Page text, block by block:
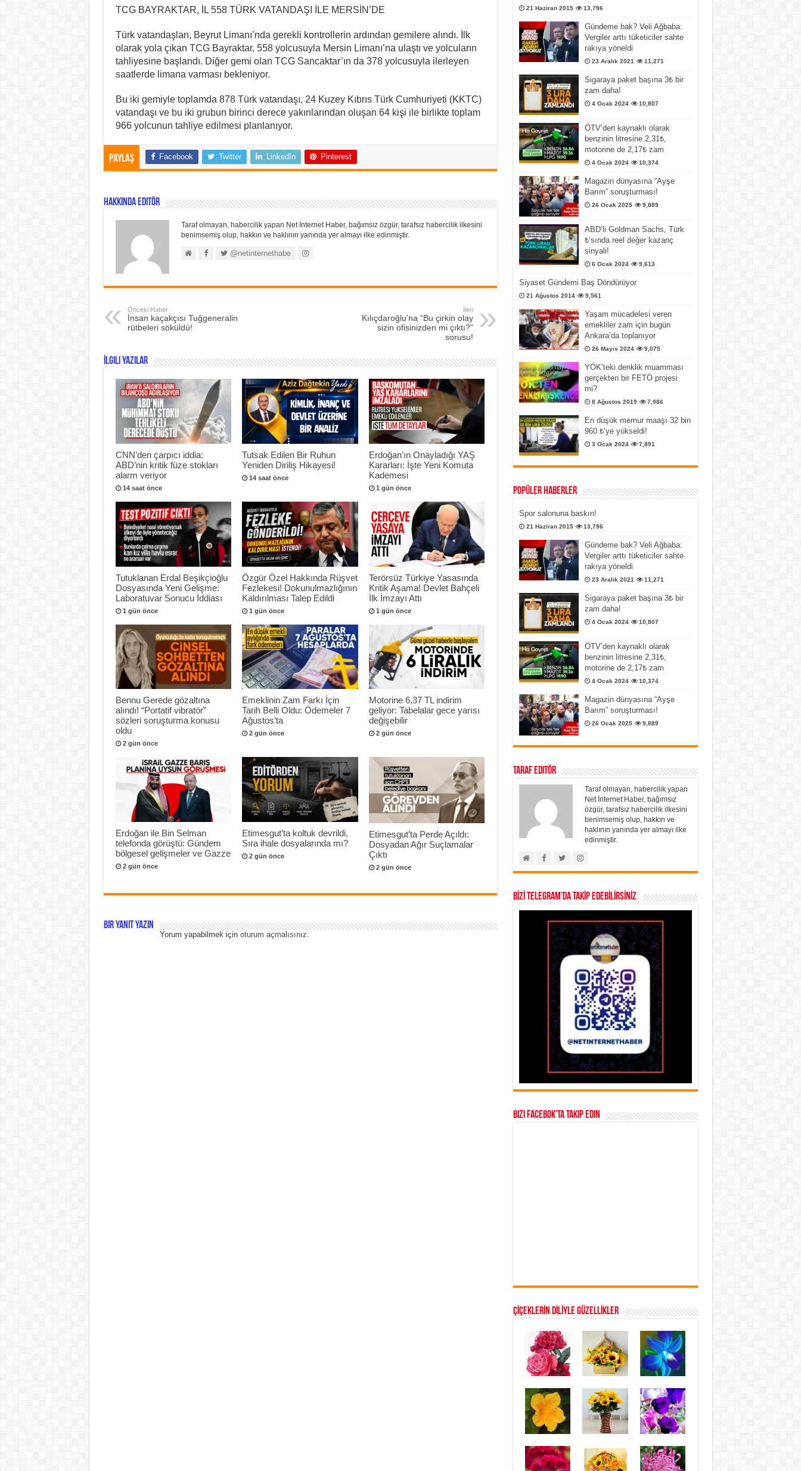
TCG BAYRAKTAR, İL 558 TÜRK VATANDAŞI İLE MERSİN’DE
Türk vatandaşları, Beyrut Limanı’nda gerekli kontrollerin ardından gemilere alındı. İlk
olarak yola çıkan TCG Bayraktar, 558 yolcusuyla Mersin Limanı’na ulaştı ve yolcuların
tahliyesine başlandı. Diğer gemi olan TCG Sancaktar’ın da 378 yolcusuyla ilerleyen
saatlerde limana varması bekleniyor.
Bu iki gemiyle toplamda 878 Türk vatandaşı, 24 Kuzey Kıbrıs Türk Cumhuriyeti (KKTC)
vatandaşı ve bu iki grubun birinci derece yakınlarından oluşan 64 kişi ile birlikte toplam
966 yolcunun tahliye edilmesi planlanıyor.
Paylaş Facebook Twitter LinkedIn Pinterest
Hakkında Editör
Taraf olmayan, habercilik yapan Net İnternet Haber, bağımsız özgür, tarafsız habercilik ilkesini
benimsemiş olup, hakkın ve haklının yanında yer almayı ilke edinmiştir.
@netinternethabe
Önceki Haber
İnsan kaçakçısı Tuğgeneralin
rütbeleri söküldü!
İleri
Kılıçdaroğlu’na “Bu çirkin olay
sizin ofisinizden mi çıktı?”
sorusu!
İlgili Yazılar
CNN’den çarpıcı iddia:
ABD’nin kritik füze stokları
alarm veriyor
14 saat önce
Tutsak Edilen Bir Ruhun
Yeniden Diriliş Hikayesi!
14 saat önce
Erdoğan’ın Onayladığı YAŞ
Kararları: İşte Yeni Komuta
Kademesi
1 gün önce
Tutuklanan Erdal Beşikçioğlu
Dosyasında Yeni Gelişme:
Laboratuvar Sonucu İddiası
1 gün önce
Özgür Özel Hakkında Rüşvet
Fezlekesi! Dokunulmazlığının
Kaldırılması Talep Edildi
1 gün önce
Terörsüz Türkiye Yasasında
Kritik Aşama! Devlet Bahçeli
İlk İmzayı Attı
1 gün önce
Bennu Gerede gözaltına
alındı! “Portatif vibratör”
sözleri soruşturma konusu
oldu
2 gün önce
Emeklinin Zam Farkı İçin
Tarih Belli Oldu: Ödemeler 7
Ağustos’ta
2 gün önce
Motorine 6,37 TL indirim
geliyor: Tabelalar gece yarısı
değişebilir
2 gün önce
Erdoğan ile Bin Selman
telefonda görüştü: Gündem
bölgesel gelişmeler ve Gazze
2 gün önce
Etimesgut’ta koltuk devrildi,
Sıra ihale dosyalarında mı?
2 gün önce
Etimesgut’ta Perde Açıldı:
Dosyadan Ağır Suçlamalar
Çıktı
2 gün önce
Bir yanıt yazın
Yorum yapabilmek için oturum açmalısınız.
21 Haziran 2015 13,796
Gündeme bak? Veli Ağbaba:
Vergiler arttı tüketiciler sahte
rakıya yöneldi
23 Aralık 2021 11,271
Sigaraya paket başına 3₺ bir
zam daha!
4 Ocak 2024 10,807
ÖTV’den kaynaklı olarak
benzinin litresine 2,31₺,
motorine de 2,17₺ zam
4 Ocak 2024 10,374
Magazin dünyasına “Ayşe
Barım” soruşturması!
26 Ocak 2025 9,889
ABD’li Goldman Sachs, Türk
₺’sında reel değer kazanç
sinyali!
6 Ocak 2024 9,613
Siyaset Gündemi Baş Döndürüyor
21 Ağustos 2014 9,561
Yaşam mücadelesi veren
emekliler zam için bugün
Ankara’da toplanıyor
26 Mayıs 2024 9,075
YÖK’teki denklik muamması
gerçekten bir FETÖ projesi
mi?
8 Ağustos 2019 7,986
En düşük memur maaşı 32 bin
960 ₺’ye yükseldi!
3 Ocak 2024 7,891
Popüler Haberler
Spor salonuna baskın!
21 Haziran 2015 13,796
Gündeme bak? Veli Ağbaba:
Vergiler arttı tüketiciler sahte
rakıya yöneldi
23 Aralık 2021 11,271
Sigaraya paket başına 3₺ bir
zam daha!
4 Ocak 2024 10,807
ÖTV’den kaynaklı olarak
benzinin litresine 2,31₺,
motorine de 2,17₺ zam
4 Ocak 2024 10,374
Magazin dünyasına “Ayşe
Barım” soruşturması!
26 Ocak 2025 9,889
Taraf Editör
Taraf olmayan, habercilik yapan
Net İnternet Haber, bağımsız
özgür, tarafsız habercilik ilkesini
benimsemiş olup, hakkın ve
haklının yanında yer almayı ilke
edinmiştir.
BİZİ TELEGRAM’DA TAKİP EDEBİLİRSİNİZ
Bizi Facebok’ta takip edin
ÇİÇEKLERİN DİLİYLE GÜZELLİKLER